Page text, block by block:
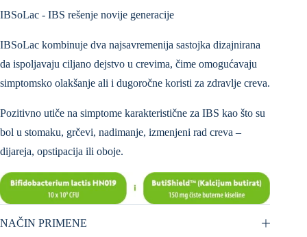
IBSoLac - IBS rešenje novije generacije
IBSoLac kombinuje dva najsavremenija sastojka dizajnirana
da ispoljavaju ciljano dejstvo u crevima, čime omogućavaju
simptomsko olakšanje ali i dugoročne koristi za zdravlje creva.
Pozitivno utiče na simptome karakteristične za IBS kao što su
bol u stomaku, grčevi, nadimanje, izmenjeni rad creva –
dijareja, opstipacija ili oboje.
NAČIN PRIMENE